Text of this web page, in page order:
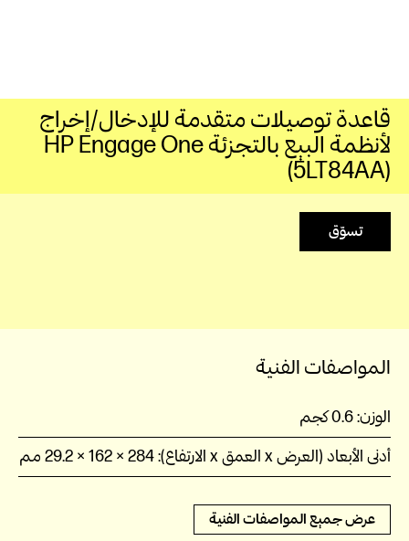
تسوّق
قاعدة توصيلات متقدمة للإدخال/إخراج
لأنظمة البيع بالتجزئة HP Engage One
(5LT84AA)
المواصفات الفنية
الوزن:0.6 كجم
أدنى الأبعاد (العرض x العمق x الارتفاع): 284 × 162 × 29.2 مم
عرض جميع المواصفات الفنية